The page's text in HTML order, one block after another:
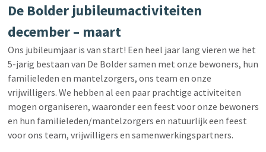
De Bolder jubileumactiviteiten
december – maart
Ons jubileumjaar is van start! Een heel jaar lang vieren we het
5-jarig bestaan van De Bolder samen met onze bewoners, hun
familieleden en mantelzorgers, ons team en onze
vrijwilligers. We hebben al een paar prachtige activiteiten
mogen organiseren, waaronder een feest voor onze bewoners
en hun familieleden/mantelzorgers en natuurlijk een feest
voor ons team, vrijwilligers en samenwerkingspartners.